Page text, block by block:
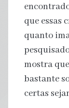
que essas
quanto
mostra
bastante
certas